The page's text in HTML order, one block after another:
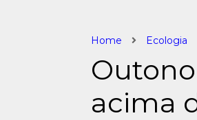
Home Ecologia
acima